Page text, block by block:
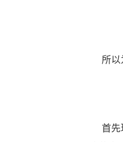
所以
首先